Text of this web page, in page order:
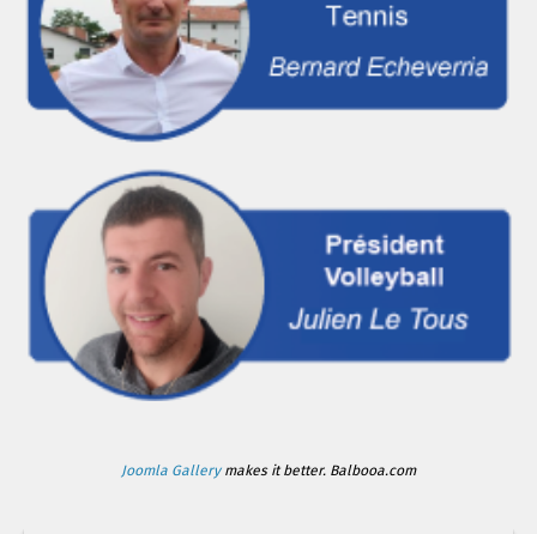
Joomla Gallerymakes it better. Balbooa.com